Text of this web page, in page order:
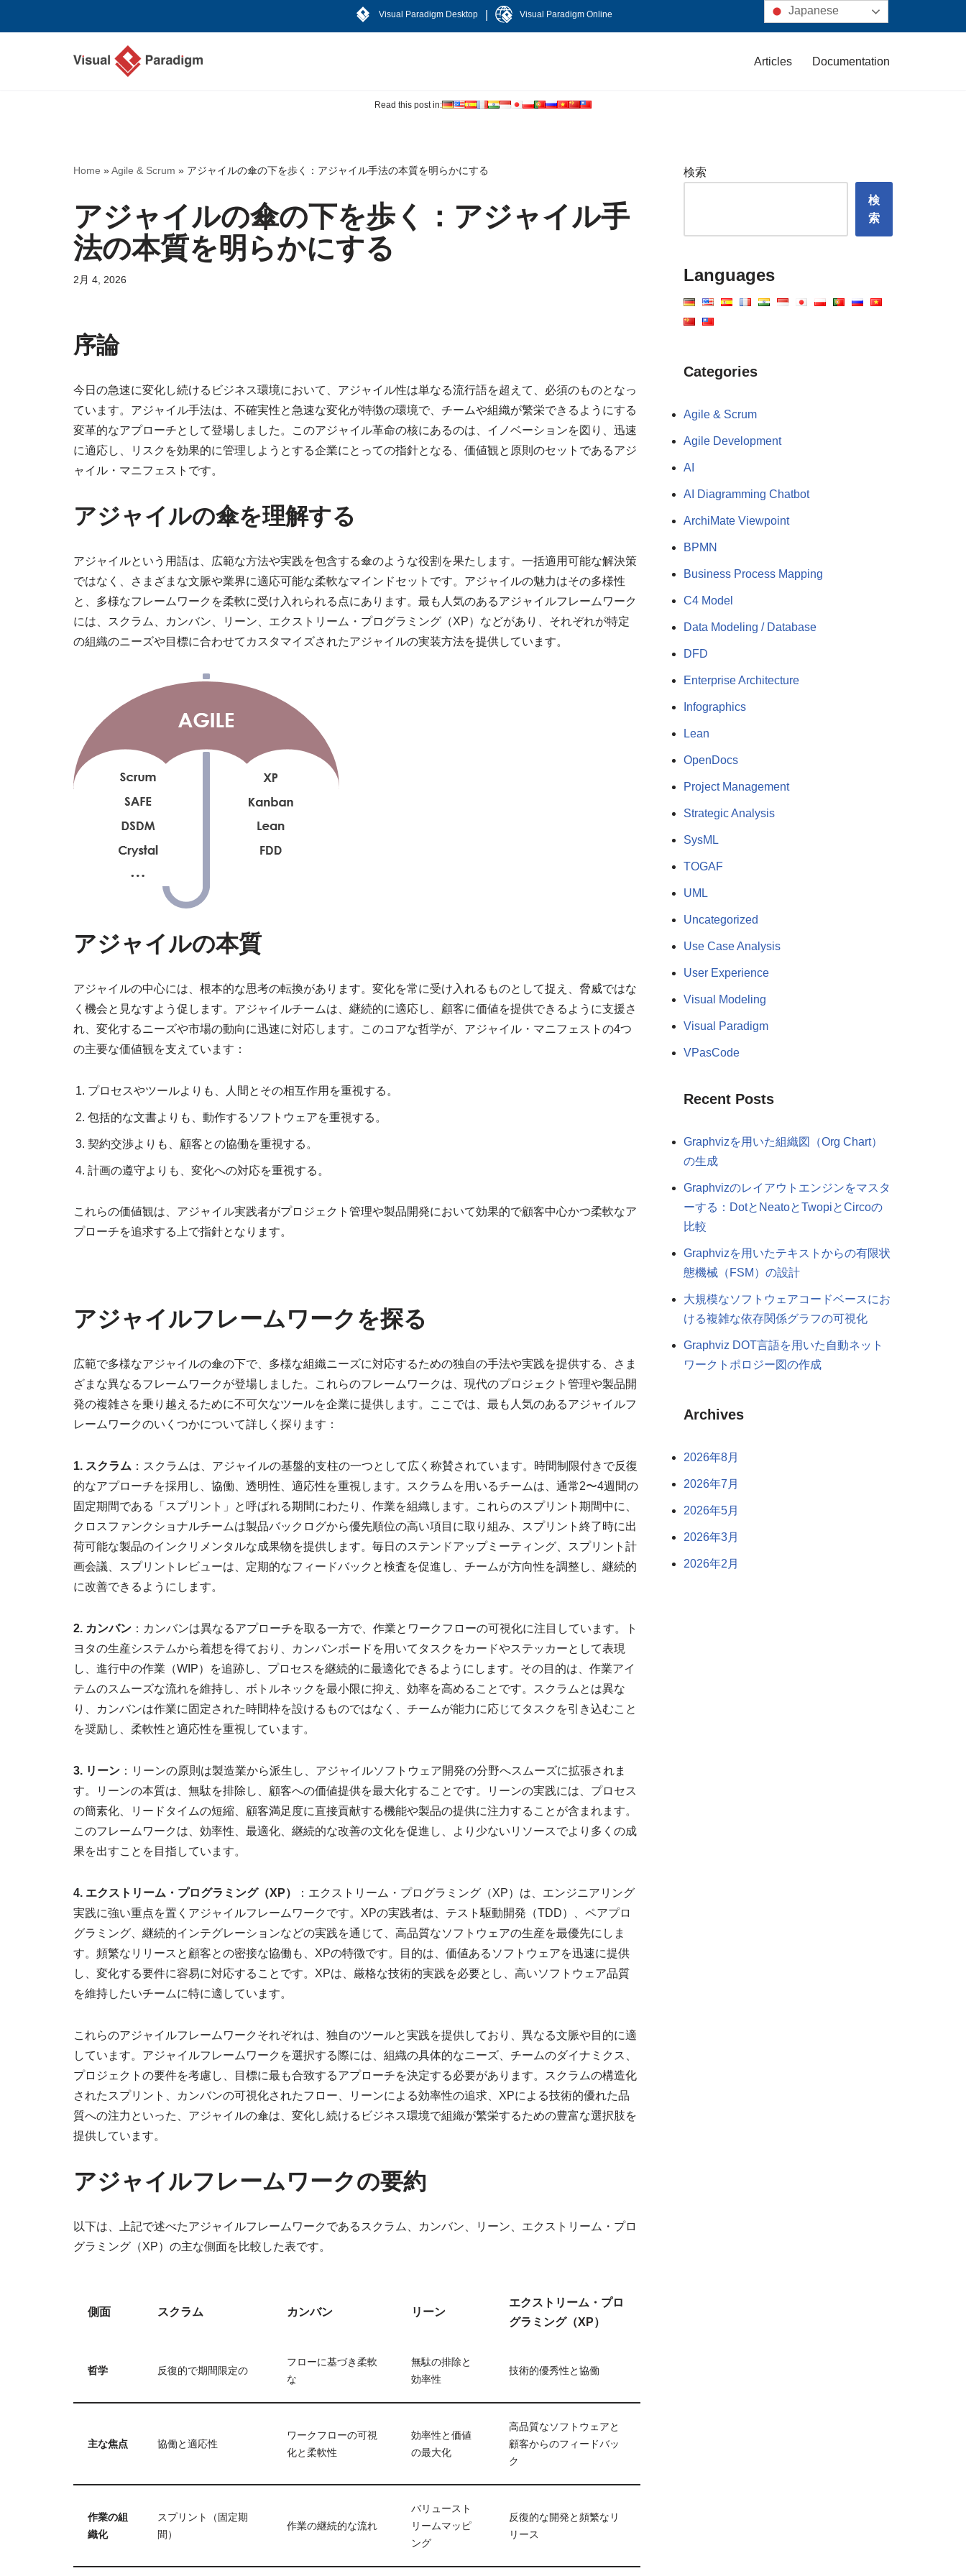
Visual Paradigm Desktop Visual Paradigm Online
Articles Documentation
Read this post in:
Home »Agile & Scrum » アジャイルの傘の下を歩く：アジャイル手法の本質を明らかにする
アジャイルの傘の下を歩く：アジャイル手
法の本質を明らかにする
2月 4, 2026
序論
今日の急速に変化し続けるビジネス環境において、アジャイル性は単なる流行語を超えて、必須のものとなっ
ています。アジャイル手法は、不確実性と急速な変化が特徴の環境で、チームや組織が繁栄できるようにする
変革的なアプローチとして登場しました。このアジャイル革命の核にあるのは、イノベーションを図り、迅速
に適応し、リスクを効果的に管理しようとする企業にとっての指針となる、価値観と原則のセットであるアジ
ャイル・マニフェストです。
アジャイルの傘を理解する
アジャイルという用語は、広範な方法や実践を包含する傘のような役割を果たします。一括適用可能な解決策
ではなく、さまざまな文脈や業界に適応可能な柔軟なマインドセットです。アジャイルの魅力はその多様性
と、多様なフレームワークを柔軟に受け入れられる点にあります。最も人気のあるアジャイルフレームワーク
には、スクラム、カンバン、リーン、エクストリーム・プログラミング（XP）などがあり、それぞれが特定
の組織のニーズや目標に合わせてカスタマイズされたアジャイルの実装方法を提供しています。
アジャイルの本質
アジャイルの中心には、根本的な思考の転換があります。変化を常に受け入れるものとして捉え、脅威ではな
く機会と見なすよう促します。アジャイルチームは、継続的に適応し、顧客に価値を提供できるように支援さ
れ、変化するニーズや市場の動向に迅速に対応します。このコアな哲学が、アジャイル・マニフェストの4つ
の主要な価値観を支えています：
プロセスやツールよりも、人間とその相互作用を重視する。
包括的な文書よりも、動作するソフトウェアを重視する。
契約交渉よりも、顧客との協働を重視する。
計画の遵守よりも、変化への対応を重視する。
これらの価値観は、アジャイル実践者がプロジェクト管理や製品開発において効果的で顧客中心かつ柔軟なア
プローチを追求する上で指針となります。
アジャイルフレームワークを探る
広範で多様なアジャイルの傘の下で、多様な組織ニーズに対応するための独自の手法や実践を提供する、さま
ざまな異なるフレームワークが登場しました。これらのフレームワークは、現代のプロジェクト管理や製品開
発の複雑さを乗り越えるために不可欠なツールを企業に提供します。ここでは、最も人気のあるアジャイルフ
レームワークのいくつかについて詳しく探ります：
1. スクラム ：スクラムは、アジャイルの基盤的支柱の一つとして広く称賛されています。時間制限付きで反復
的なアプローチを採用し、協働、透明性、適応性を重視します。スクラムを用いるチームは、通常2〜4週間の
固定期間である「スプリント」と呼ばれる期間にわたり、作業を組織します。これらのスプリント期間中に、
クロスファンクショナルチームは製品バックログから優先順位の高い項目に取り組み、スプリント終了時に出
荷可能な製品のインクリメンタルな成果物を提供します。毎日のステンドアップミーティング、スプリント計
画会議、スプリントレビューは、定期的なフィードバックと検査を促進し、チームが方向性を調整し、継続的
に改善できるようにします。
2. カンバン ：カンバンは異なるアプローチを取る一方で、作業とワークフローの可視化に注目しています。ト
ヨタの生産システムから着想を得ており、カンバンボードを用いてタスクをカードやステッカーとして表現
し、進行中の作業（WIP）を追跡し、プロセスを継続的に最適化できるようにします。その目的は、作業アイ
テムのスムーズな流れを維持し、ボトルネックを最小限に抑え、効率を高めることです。スクラムとは異な
り、カンバンは作業に固定された時間枠を設けるものではなく、チームが能力に応じてタスクを引き込むこと
を奨励し、柔軟性と適応性を重視しています。
3. リーン ：リーンの原則は製造業から派生し、アジャイルソフトウェア開発の分野へスムーズに拡張されま
す。リーンの本質は、無駄を排除し、顧客への価値提供を最大化することです。リーンの実践には、プロセス
の簡素化、リードタイムの短縮、顧客満足度に直接貢献する機能や製品の提供に注力することが含まれます。
このフレームワークは、効率性、最適化、継続的な改善の文化を促進し、より少ないリソースでより多くの成
果を出すことを目指しています。
4. エクストリーム・プログラミング（XP）
：エクストリーム・プログラミング（XP）は、エンジニアリング
実践に強い重点を置くアジャイルフレームワークです。XPの実践者は、テスト駆動開発（TDD）、ペアプロ
グラミング、継続的インテグレーションなどの実践を通じて、高品質なソフトウェアの生産を最優先にしま
す。頻繁なリリースと顧客との密接な協働も、XPの特徴です。目的は、価値あるソフトウェアを迅速に提供
し、変化する要件に容易に対応することです。XPは、厳格な技術的実践を必要とし、高いソフトウェア品質
を維持したいチームに特に適しています。
これらのアジャイルフレームワークそれぞれは、独自のツールと実践を提供しており、異なる文脈や目的に適
しています。アジャイルフレームワークを選択する際には、組織の具体的なニーズ、チームのダイナミクス、
プロジェクトの要件を考慮し、目標に最も合致するアプローチを決定する必要があります。スクラムの構造化
されたスプリント、カンバンの可視化されたフロー、リーンによる効率性の追求、XPによる技術的優れた品
質への注力といった、アジャイルの傘は、変化し続けるビジネス環境で組織が繁栄するための豊富な選択肢を
提供しています。
アジャイルフレームワークの要約
以下は、上記で述べたアジャイルフレームワークであるスクラム、カンバン、リーン、エクストリーム・プロ
グラミング（XP）の主な側面を比較した表です。
側面 スクラム カンバン リーン
エクストリーム・プロ
グラミング（XP）
哲学 反復的で期間限定の
フローに基づき柔軟
な
無駄の排除と
効率性
技術的優秀性と協働
主な焦点 協働と適応性
ワークフローの可視
化と柔軟性
効率性と価値
の最大化
高品質なソフトウェアと
顧客からのフィードバッ
ク
作業の組
織化
スプリント（固定期
間）
作業の継続的な流れ
バリュースト
リームマッピ
ング
反復的な開発と頻繁なリ
リース
検索
検
索
Languages
Categories
Agile & Scrum
Agile Development
AI
AI Diagramming Chatbot
ArchiMate Viewpoint
BPMN
Business Process Mapping
C4 Model
Data Modeling / Database
DFD
Enterprise Architecture
Infographics
Lean
OpenDocs
Project Management
Strategic Analysis
SysML
TOGAF
UML
Uncategorized
Use Case Analysis
User Experience
Visual Modeling
Visual Paradigm
VPasCode
Recent Posts
Graphvizを用いた組織図（Org Chart）
の生成
Graphvizのレイアウトエンジンをマスタ
ーする：DotとNeatoとTwopiとCircoの
比較
Graphvizを用いたテキストからの有限状
態機械（FSM）の設計
大規模なソフトウェアコードベースにお
ける複雑な依存関係グラフの可視化
Graphviz DOT言語を用いた自動ネット
ワークトポロジー図の作成
Archives
2026年8月
2026年7月
2026年5月
2026年3月
2026年2月
Japanese